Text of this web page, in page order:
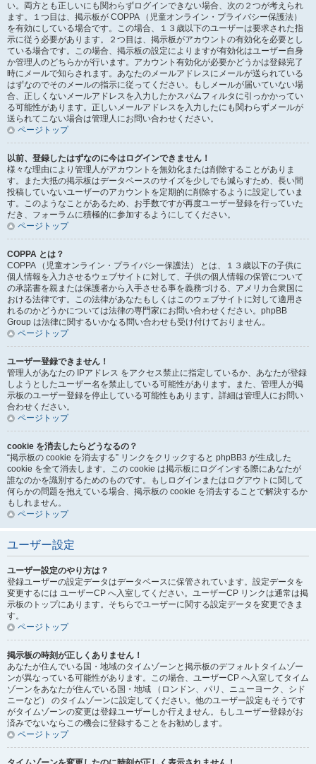
い。両方とも正しいにも関わらずログインできない場合、次の２つが考えられ
ます。１つ目は、掲示板が COPPA （児童オンライン・プライバシー保護法）
を有効にしている場合です。この場合、１３歳以下のユーザーは要求された指
示に従う必要があります。２つ目は、掲示板がアカウントの有効化を必要とし
ている場合です。この場合、掲示板の設定によりますが有効化はユーザー自身
か管理人のどちらかが行います。アカウント有効化が必要かどうかは登録完了
時にメールで知らされます。あなたのメールアドレスにメールが送られている
はずなのでそのメールの指示に従ってください。もしメールが届いていない場
合、正しくないメールアドレスを入力したかスパムフィルタに引っかかってい
る可能性があります。正しいメールアドレスを入力したにも関わらずメールが
送られてこない場合は管理人にお問い合わせください。
ページトップ
以前、登録したはずなのに今はログインできません！
様々な理由により管理人がアカウントを無効化または削除することがありま
す。また大抵の掲示板はデータベースのサイズを少しでも減らすため、長い間
投稿していないユーザーのアカウントを定期的に削除するように設定していま
す。このようなことがあるため、お手数ですが再度ユーザー登録を行っていた
だき、フォーラムに積極的に参加するようにしてください。
ページトップ
COPPA とは？
COPPA （児童オンライン・プライバシー保護法） とは、１３歳以下の子供に
個人情報を入力させるウェブサイトに対して、子供の個人情報の保管について
の承諾書を親または保護者から入手させる事を義務づける、アメリカ合衆国に
おける法律です。この法律があなたもしくはこのウェブサイトに対して適用さ
れるのかどうかについては法律の専門家にお問い合わせください。phpBB
Group は法律に関するいかなる問い合わせも受け付けておりません。
ページトップ
ユーザー登録できません！
管理人があなたの IPアドレス をアクセス禁止に指定しているか、あなたが登録
しようとしたユーザー名を禁止している可能性があります。また、管理人が掲
示板のユーザー登録を停止している可能性もあります。詳細は管理人にお問い
合わせください。
ページトップ
cookie を消去したらどうなるの？
“掲示板の cookie を消去する” リンクをクリックすると phpBB3 が生成した
cookie を全て消去します。この cookie は掲示板にログインする際にあなたが
誰なのかを識別するためのものです。もしログインまたはログアウトに関して
何らかの問題を抱えている場合、掲示板の cookie を消去することで解決するか
もしれません。
ページトップ
ユーザー設定
ユーザー設定のやり方は？
登録ユーザーの設定データはデータベースに保管されています。設定データを
変更するには ユーザーCP へ入室してください。ユーザーCP リンクは通常は掲
示板のトップにあります。そちらでユーザーに関する設定データを変更できま
す。
ページトップ
掲示板の時刻が正しくありません！
あなたが住んでいる国・地域のタイムゾーンと掲示板のデフォルトタイムゾー
ンが異なっている可能性があります。この場合、ユーザーCP へ入室してタイム
ゾーンをあなたが住んでいる国・地域 （ロンドン、パリ、ニューヨーク、シド
ニーなど） のタイムゾーンに設定してください。他のユーザー設定もそうです
がタイムゾーンの変更は登録ユーザーしか行えません。もしユーザー登録がお
済みでないならこの機会に登録することをお勧めします。
ページトップ